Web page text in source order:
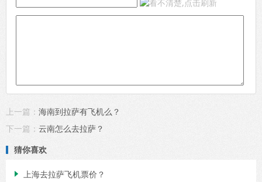
上一篇： 海南到拉萨有飞机么？
下一篇： 云南怎么去拉萨？
猜你喜欢
 上海去拉萨飞机票价？